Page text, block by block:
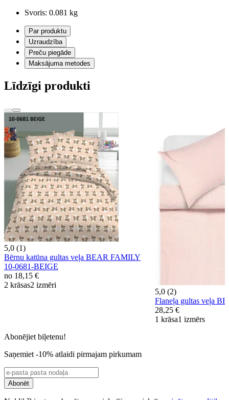
Svoris: 0.081 kg
Par produktu
Uzraudzība
Preču piegāde
Maksājuma metodes
Līdzīgi produkti
5,0 (1)
Bērnu katūna gultas veļa BEAR FAMILY
10-0681-BEIGE
no 18,15 €
2 krāsas2 izmēri
5,0 (2)
Flaneļa gultas veļa
28,25 €
1 krāsa1 izmērs
Abonējiet biļetenu!
Saņemiet -10% atlaidi pirmajam pirkumam
Abonēt